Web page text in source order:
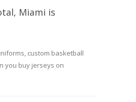
Miami is
, custom basketball
you buy jerseys on